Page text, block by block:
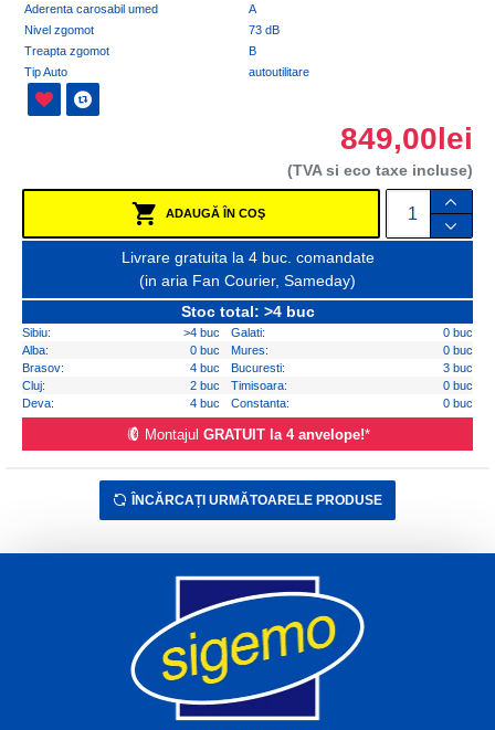
Aderenta carosabil umed
A
Nivel zgomot
73 dB
Treapta zgomot
B
Tip Auto
autoutilitare
849,00lei
(TVA si eco taxe incluse)
ADAUGĂ ÎN COŞ
Livrare gratuita la 4 buc. comandate
(in aria Fan Courier, Sameday)
Stoc total: >4 buc
Sibiu: >4 buc Galati:
0 buc
Alba:
0 buc Mures:
0 buc
Brasov:
4 buc Bucuresti:
3 buc
Cluj:
2 buc Timisoara:
0 buc
Deva:
4 buc Constanta: 0 buc
Montajul GRATUIT la 4 anvelope!*
ÎNCĂRCAȚI URMĂTOARELE PRODUSE